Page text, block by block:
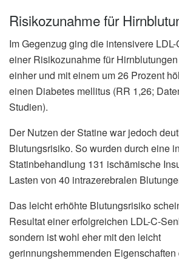
Risikozunahme für
Im Gegenzug ging die intensivere
einer Risikozunahme für
einher und mit einem um 26 Prozent
einen Diabetes mellitus (RR 1,26;
Studien).
Der Nutzen der Statine war jedoch
Blutungsrisiko. So wurden durch eine
Statinbehandlung 131 ischämische
Lasten von 40 intrazerebralen
Das leicht erhöhte Blutungsrisiko
Resultat einer erfolgreichen LDL-C-
sondern ist wohl eher mit den leicht
gerinnungshemmenden Eigenschaften